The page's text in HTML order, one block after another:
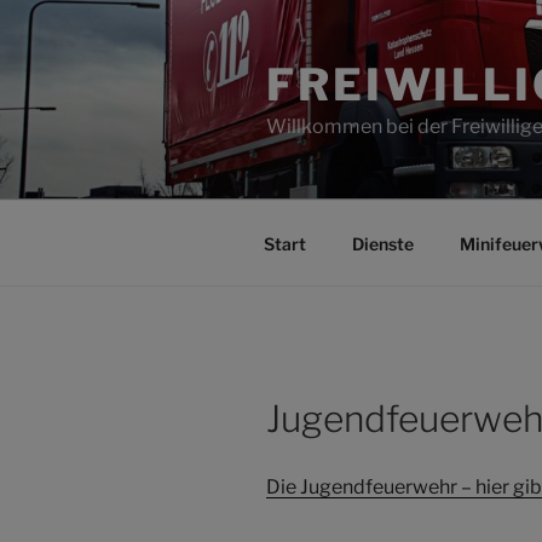
Zum
Inhalt
springen
Willkommen bei der
Start Dienste
Die Jugendfeuerwehr – hier